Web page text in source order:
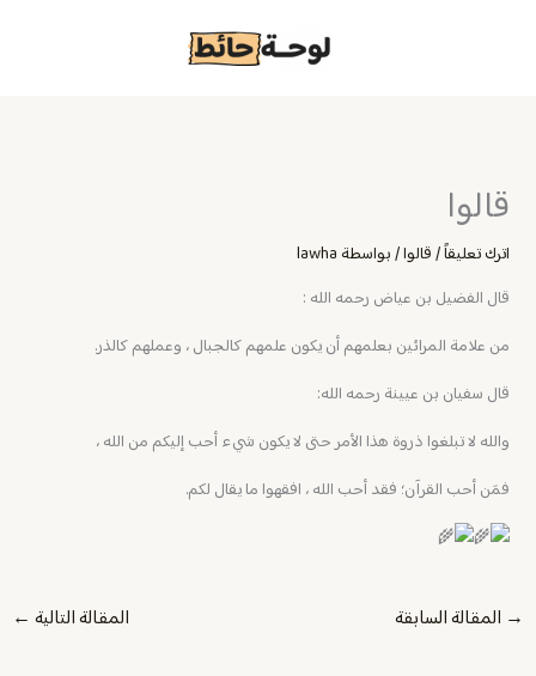
قالوا
اترك تعليقاً/قالوا/ بواسطة lawha
قال الفضيل بن عياض رحمه الله :
من علامة المرائين بعلمهم أن يكون علمهم كالجبال ، وعملهم كالذر.
قال سفيان بن عيينة رحمه الله:
والله لا تبلغوا ذروة هذا الأمر حتى لا يكون شيء أحب إليكم من الله ،
فمَن أحب القرآن؛ فقد أحب الله ، افقهوا ما يقال لكم.
→ المقالة السابقة المقالة التالية ←